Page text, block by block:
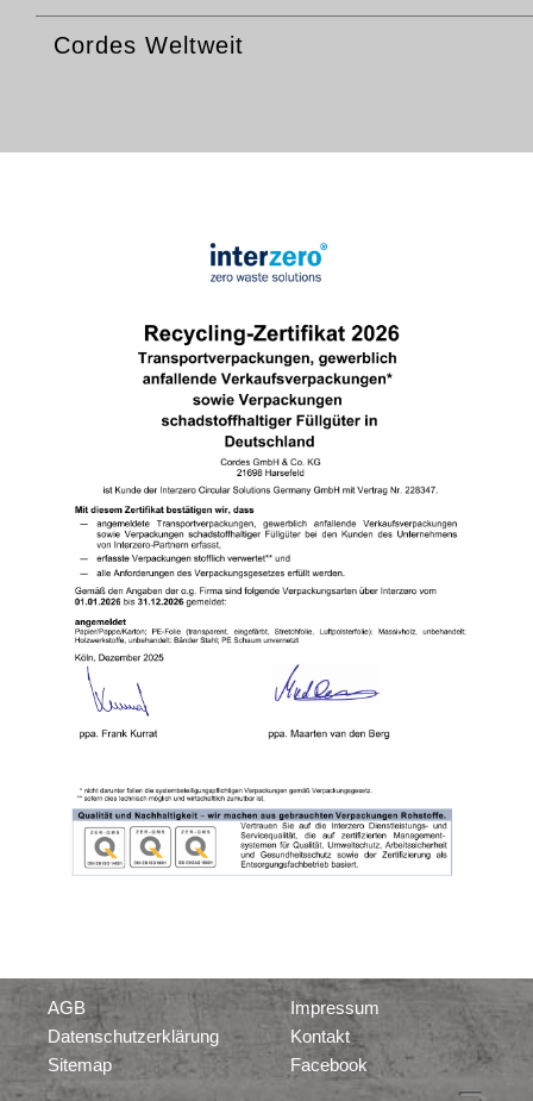
Cordes Weltweit
AGB
Datenschutzerklärung
Sitemap
Impressum
Kontakt
Facebook